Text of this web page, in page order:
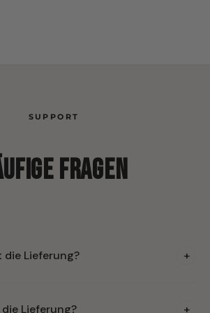
SUPPORT
Fragen
die Lieferung? +
ist eine schnellere Lieferung
Lieferung? +